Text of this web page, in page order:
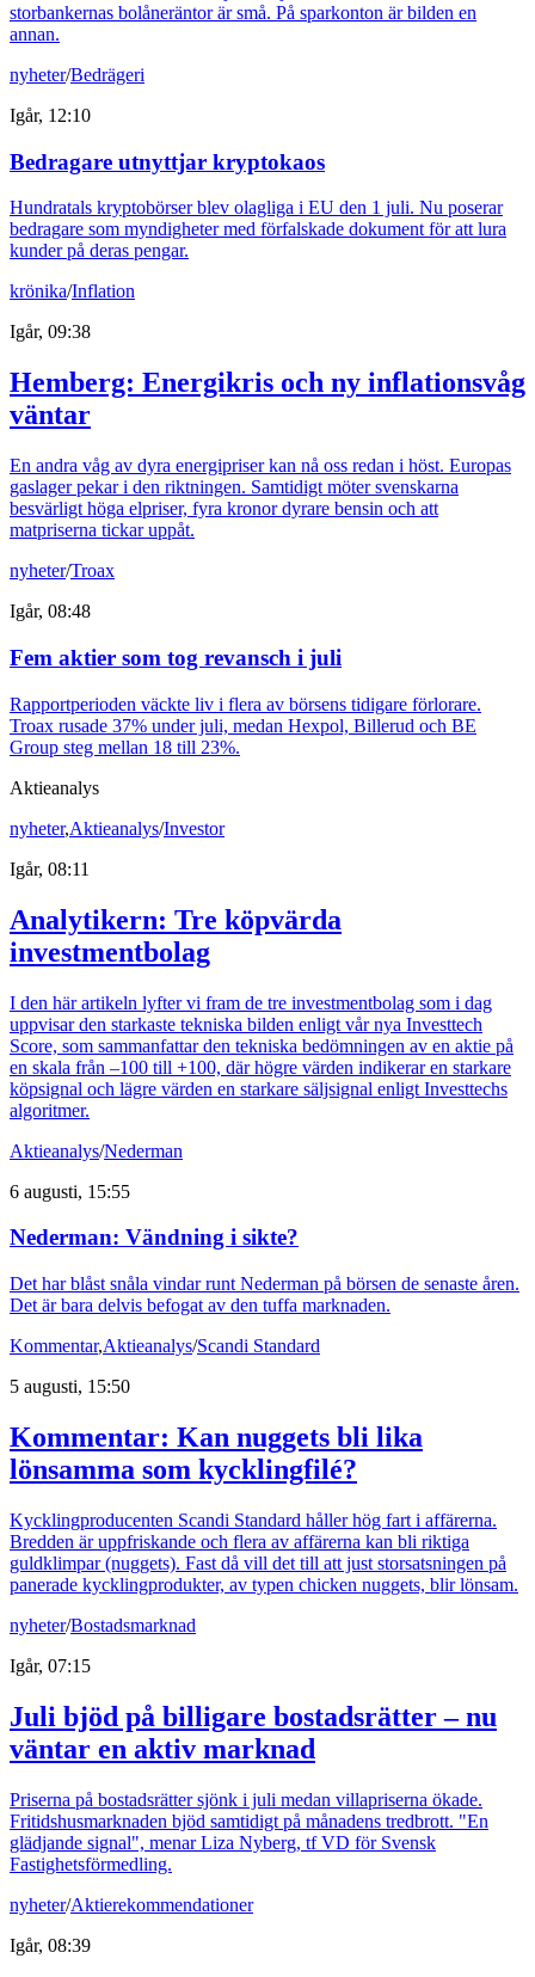
storbankernas bolåneräntor är små. På sparkonton är bilden en
annan.
nyheter/Bedrägeri
Igår, 12:10
Bedragare utnyttjar kryptokaos
Hundratals kryptobörser blev olagliga i EU den 1 juli. Nu poserar
bedragare som myndigheter med förfalskade dokument för att lura
kunder på deras pengar.
krönika/Inflation
Igår, 09:38
Hemberg: Energikris och ny inflationsvåg
väntar
En andra våg av dyra energipriser kan nå oss redan i höst. Europas
gaslager pekar i den riktningen. Samtidigt möter svenskarna
besvärligt höga elpriser, fyra kronor dyrare bensin och att
matpriserna tickar uppåt.
nyheter/Troax
Igår, 08:48
Fem aktier som tog revansch i juli
Rapportperioden väckte liv i flera av börsens tidigare förlorare.
Troax rusade 37% under juli, medan Hexpol, Billerud och BE
Group steg mellan 18 till 23%.
Aktieanalys
nyheter,Aktieanalys/Investor
Igår, 08:11
Analytikern: Tre köpvärda
investmentbolag
I den här artikeln lyfter vi fram de tre investmentbolag som i dag
uppvisar den starkaste tekniska bilden enligt vår nya Investtech
Score, som sammanfattar den tekniska bedömningen av en aktie på
en skala från –100 till +100, där högre värden indikerar en starkare
köpsignal och lägre värden en starkare säljsignal enligt Investtechs
algoritmer.
Aktieanalys/Nederman
6 augusti, 15:55
Nederman: Vändning i sikte?
Det har blåst snåla vindar runt Nederman på börsen de senaste åren.
Det är bara delvis befogat av den tuffa marknaden.
Kommentar,Aktieanalys/Scandi Standard
5 augusti, 15:50
Kommentar: Kan nuggets bli lika
lönsamma som kycklingfilé?
Kycklingproducenten Scandi Standard håller hög fart i affärerna.
Bredden är uppfriskande och flera av affärerna kan bli riktiga
guldklimpar (nuggets). Fast då vill det till att just storsatsningen på
panerade kycklingprodukter, av typen chicken nuggets, blir lönsam.
nyheter/Bostadsmarknad
Igår, 07:15
Juli bjöd på billigare bostadsrätter – nu
väntar en aktiv marknad
Priserna på bostadsrätter sjönk i juli medan villapriserna ökade.
Fritidshusmarknaden bjöd samtidigt på månadens tredbrott. "En
glädjande signal", menar Liza Nyberg, tf VD för Svensk
Fastighetsförmedling.
nyheter/Aktierekommendationer
Igår, 08:39